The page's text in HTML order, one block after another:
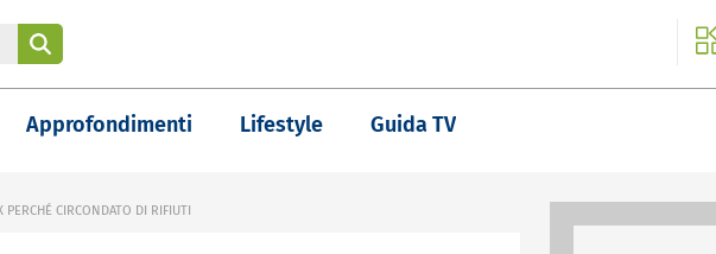
Approfondimenti Lifestyle Guida TV
CIRCONDATO DI RIFIUTI